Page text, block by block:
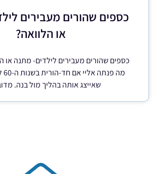
כספים שהורים מעבירים
או הלוואה?
כספים שהורים מעבירים לילדים- מתנה או
שאייצג אותה בהליך מול בנה.